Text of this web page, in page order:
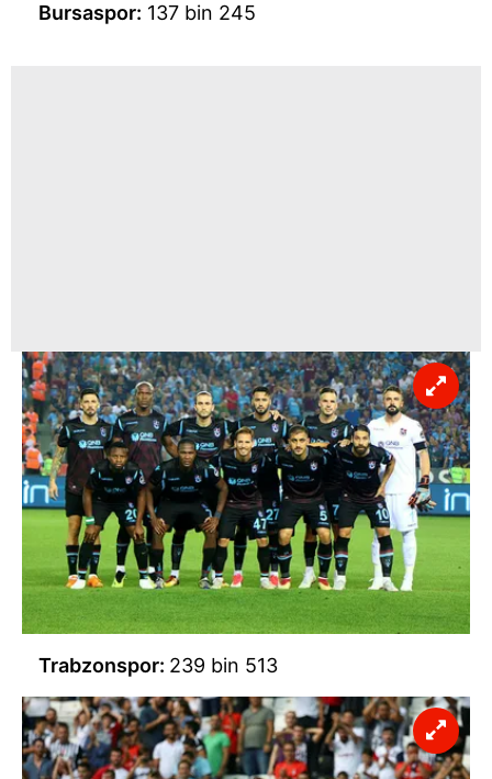
Bursaspor: 137 bin 245
Trabzonspor: 239 bin 513